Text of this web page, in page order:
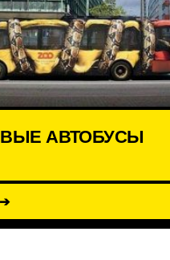
АВТОБУСЫ